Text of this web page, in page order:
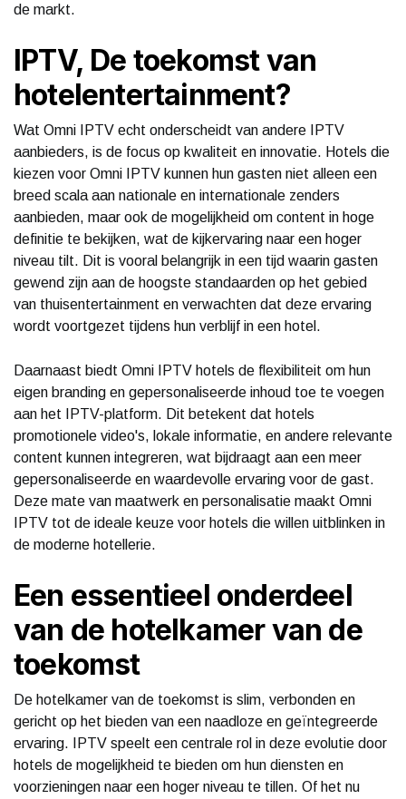
de markt.
IPTV, De toekomst van
hotelentertainment?
Wat Omni IPTV echt onderscheidt van andere IPTV
aanbieders, is de focus op kwaliteit en innovatie. Hotels die
kiezen voor Omni IPTV kunnen hun gasten niet alleen een
breed scala aan nationale en internationale zenders
aanbieden, maar ook de mogelijkheid om content in hoge
definitie te bekijken, wat de kijkervaring naar een hoger
niveau tilt. Dit is vooral belangrijk in een tijd waarin gasten
gewend zijn aan de hoogste standaarden op het gebied
van thuisentertainment en verwachten dat deze ervaring
wordt voortgezet tijdens hun verblijf in een hotel.
Daarnaast biedt Omni IPTV hotels de flexibiliteit om hun
eigen branding en gepersonaliseerde inhoud toe te voegen
aan het IPTV-platform. Dit betekent dat hotels
promotionele video's, lokale informatie, en andere relevante
content kunnen integreren, wat bijdraagt aan een meer
gepersonaliseerde en waardevolle ervaring voor de gast.
Deze mate van maatwerk en personalisatie maakt Omni
IPTV tot de ideale keuze voor hotels die willen uitblinken in
de moderne hotellerie.
Een essentieel onderdeel
van de hotelkamer van de
toekomst
De hotelkamer van de toekomst is slim, verbonden en
gericht op het bieden van een naadloze en geïntegreerde
ervaring. IPTV speelt een centrale rol in deze evolutie door
hotels de mogelijkheid te bieden om hun diensten en
voorzieningen naar een hoger niveau te tillen. Of het nu